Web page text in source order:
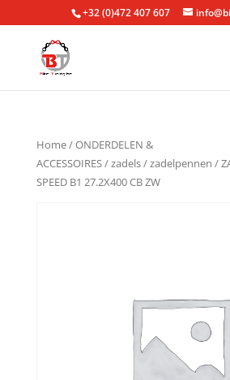
+32 (0)472 407 607
Home/ONDERDELEN &
ACCESSOIRES/zadels/zadelpennen /
SPEED B1 27.2X400 CB ZW